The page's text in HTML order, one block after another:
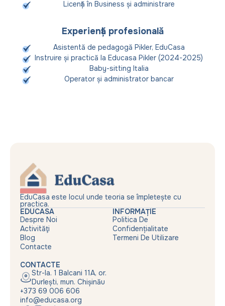
Licență în Business și administrare
Experiență profesională
Asistentă de pedagogă Pikler, EduCasa
Instruire și practică la Educasa Pikler (2024-2025)
Baby-sitting Italia
Operator și administrator bancar
EduCasa este locul unde teoria se împletește cu
practica.
EDUCASA
Despre Noi
Activităţi
Blog
Contacte
INFORMAȚIE
Politica De
Confidențialitate
Termeni De Utilizare
CONTACTE
Str-la. 1 Balcani 11A, or.
Durlești, mun. Chișinău
+373 69 006 606
info@educasa.org